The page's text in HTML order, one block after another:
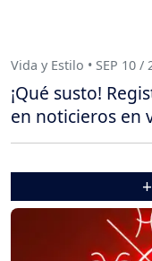
Vida y Estilo • SEP 10 /
¡Qué susto!
en noticieros en